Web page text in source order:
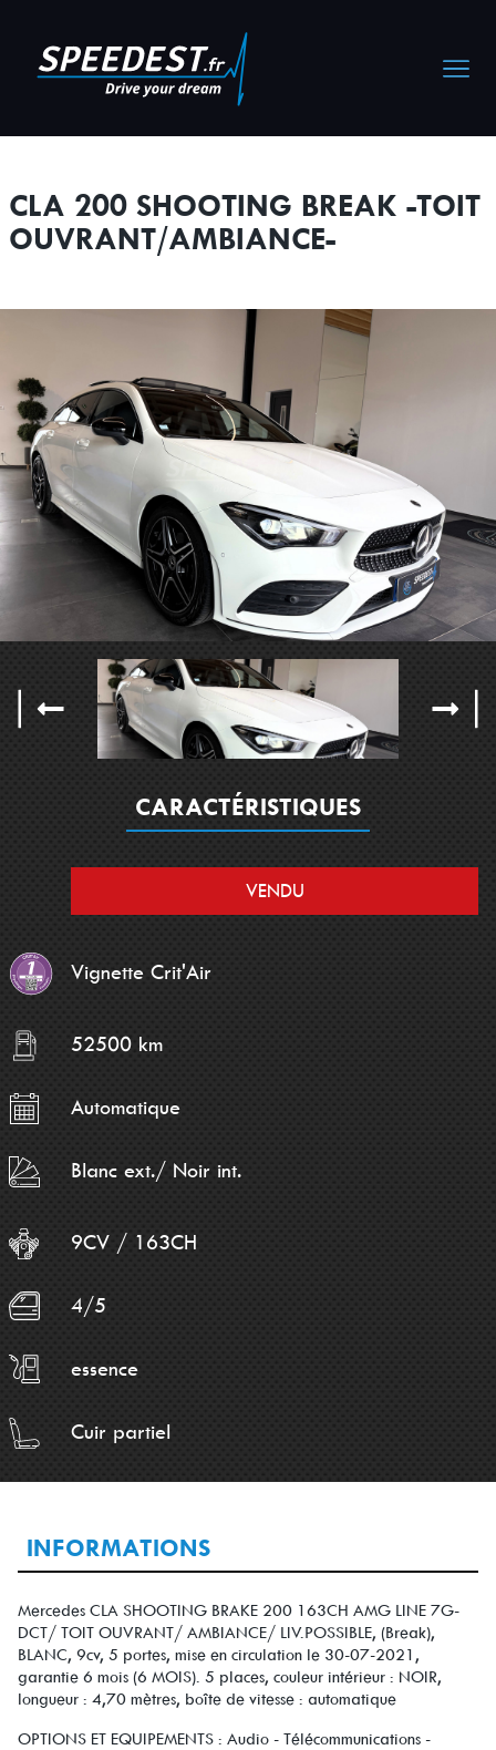
CLA 200 SHOOTING BREAK -TOIT
OUVRANT/AMBIANCE-
CARACTÉRISTIQUES
VENDU
Vignette Crit'Air
52500 km
Automatique
Blanc ext./ Noir int.
9CV / 163CH
4/5
essence
Cuir partiel
INFORMATIONS
Mercedes CLA SHOOTING BRAKE 200 163CH AMG LINE 7G-
DCT/ TOIT OUVRANT/ AMBIANCE/ LIV.POSSIBLE, (Break),
BLANC, 9cv, 5 portes, mise en circulation le 30-07-2021,
garantie 6 mois (6 MOIS). 5 places, couleur intérieur : NOIR,
longueur : 4,70 mètres, boîte de vitesse : automatique
OPTIONS ET EQUIPEMENTS : Audio - Télécommunications -